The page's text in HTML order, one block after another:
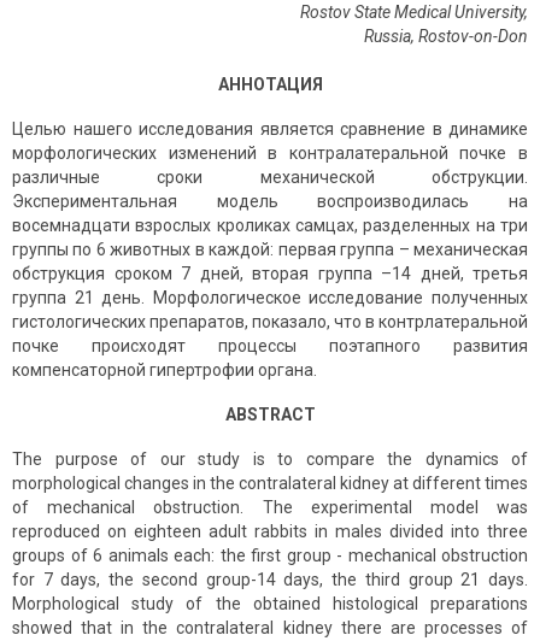
Rostov State Medical University,
Russia, Rostov-on-Don
АННОТАЦИЯ
Целью нашего исследования является сравнение в динамике
морфологических изменений в контралатеральной почке в
различные сроки механической обструкции.
Экспериментальная модель воспро­изводилась на
восемнадцати взрослых кроликах самцах, разделенных на три
группы по 6 животных в каждой: первая группа – механическая
обструкция сроком 7 дней, вторая группа –14 дней, третья
группа 21 день. Морфологическое исследование полученных
гистологических препаратов, показало, что в контрлатеральной
почке происходят процессы поэтапного развития
компенсаторной гипертрофии органа.
ABSTRACT
The purpose of our study is to compare the dynamics of
morphological changes in the contralateral kidney at different times
of mechanical obstruction. The experimental model was
reproduced on eighteen adult rabbits in males divided into three
groups of 6 animals each: the first group - mechanical obstruction
for 7 days, the second group-14 days, the third group 21 days.
Morphological study of the obtained histological preparations
showed that in the contralateral kidney there are processes of